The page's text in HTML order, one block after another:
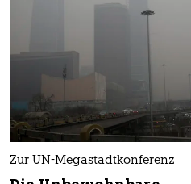
Zur UN-Megastadtkonferenz